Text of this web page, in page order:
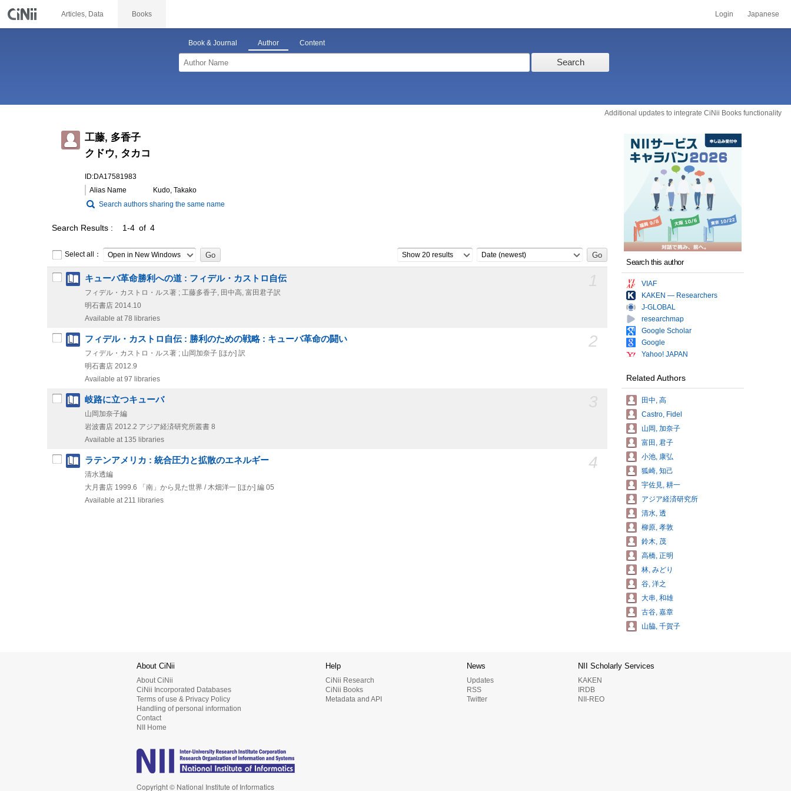
Articles, Data Books Login Japanese
Book & Journal Author Content
Search
Additional updates to integrate CiNii Books functionality
工藤, 多香子
クドウ, タカコ
ID:DA17581983
Alias Name
Kudo, Takako
Search authors sharing the same name
Search Results 1-4 of 4
Select all： Open in New Windows Show 20 results Date (newest)
キューバ革命勝利への道 : フィデル・カストロ自伝
フィデル・カストロ・ルス著 ; 工藤多香子, 田中高, 富田君子訳
明石書店 2014.10
Available at 78 libraries
2
フィデル・カストロ自伝 : 勝利のための戦略 : キューバ革命の闘い
フィデル・カストロ・ルス著 ; 山岡加奈子 [ほか] 訳
明石書店 2012.9
Available at 97 libraries
岐路に立つキューバ
山岡加奈子編
岩波書店 2012.2 アジア経済研究所叢書 8
Available at 135 libraries
4
ラテンアメリカ : 統合圧力と拡散のエネルギー
清水透編
大月書店 1999.6
「南」から見た世界 / 木畑洋一 [ほか] 編 05
Available at 211 libraries
Search this author
VIAF
KAKEN — Researchers
J-GLOBAL
researchmap
Google Scholar
Google
Yahoo! JAPAN
Related Authors
田中, 高
Castro, Fidel
山岡, 加奈子
富田, 君子
小池, 康弘
狐崎, 知己
宇佐見, 耕一
アジア経済研究所
清水, 透
柳原, 孝敦
鈴木, 茂
高橋, 正明
林, みどり
谷, 洋之
大串, 和雄
古谷, 嘉章
山脇, 千賀子
About CiNii
About CiNii
CiNii Incorporated Databases
Terms of use & Privacy Policy
Handling of personal information
Contact
NII Home
Help
CiNii Research
CiNii Books
Metadata and API
News
Updates
RSS
Twitter
NII Scholarly Services
KAKEN
IRDB
NII-REO
Copyright © National Institute of Informatics